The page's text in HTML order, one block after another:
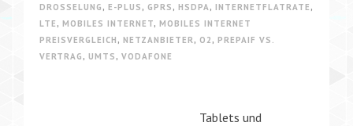
DROSSELUNG , E-PLUS , GPRS , HSDPA, INTERNETFLATRATE ,
LTE , MOBILES INTERNET, MOBILES INTERNET
PREISVERGLEICH , NETZANBIETER, O2 , PREPAIF VS.
VERTRAG , UMTS , VODAFONE
Tablets und